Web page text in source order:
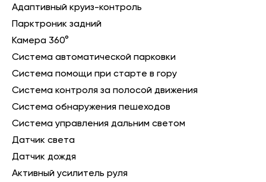
Адаптивный круиз-контроль
Парктроник задний
Камера 360°
Система автоматической парковки
Система помощи при старте в гору
Система контроля за полосой движения
Система обнаружения пешеходов
Система управления дальним светом
Датчик света
Датчик дождя
Активный усилитель руля